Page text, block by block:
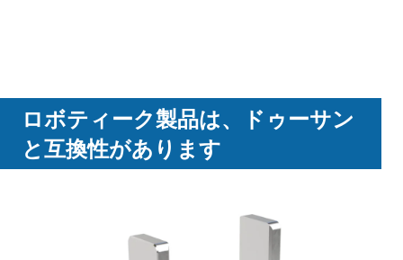
ロボティーク製品は、ドゥーサン
と互換性があります